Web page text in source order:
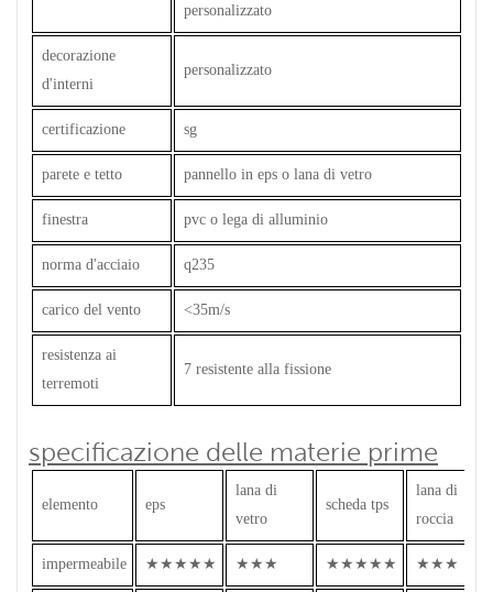
personalizzato
decorazione
d'interni
personalizzato
certificazione sg
parete e tetto pannello in eps o lana di vetro
finestra pvc o lega di alluminio
norma d'acciaio q235
carico del vento <35m/s
resistenza ai
terremoti
7 resistente alla fissione
specificazione delle materie prime
elemento eps
lana di
vetro
scheda tps
lana di
roccia
impermeabile ★★★★★ ★★★ ★★★★★ ★★★